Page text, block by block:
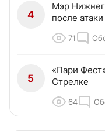
4
Мэр
после
71
5
«Пари
Стрелке
64